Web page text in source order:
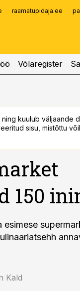
raamatupidaja.ee
Võlaregister
kuulub väljaande
sisu, mistõttu
150
esimese
Kald